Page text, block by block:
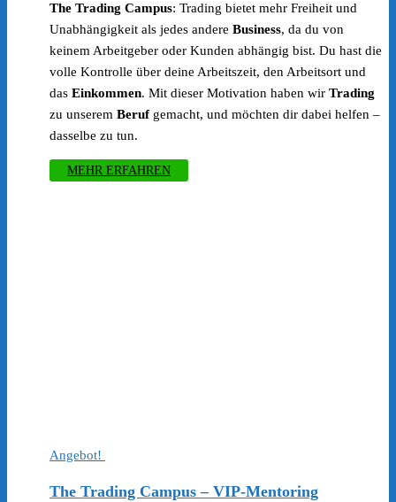
war:
€79.00
ist:
€29.00.
The Trading Campus: Trading bietet mehr Freiheit und
Unabhängigkeit als jedes andere Business, da du von
keinem Arbeitgeber oder Kunden abhängig bist. Du hast die
volle Kontrolle über deine Arbeitszeit, den Arbeitsort und
das Einkommen. Mit dieser Motivation haben wir Trading
zu unserem Berufgemacht, und möchten dir dabei helfen –
dasselbe zu tun.
MEHR ERFAHREN
Angebot!
The Trading Campus – VIP-Mentoring